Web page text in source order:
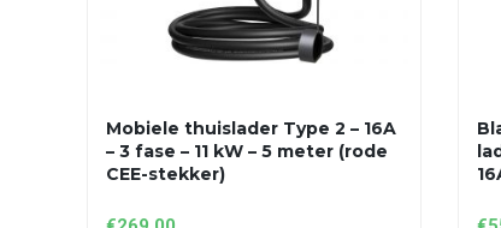
Mobiele thuislader Type 2 – 16A
– 3 fase – 11 kW – 5 meter (rode
CEE-stekker)